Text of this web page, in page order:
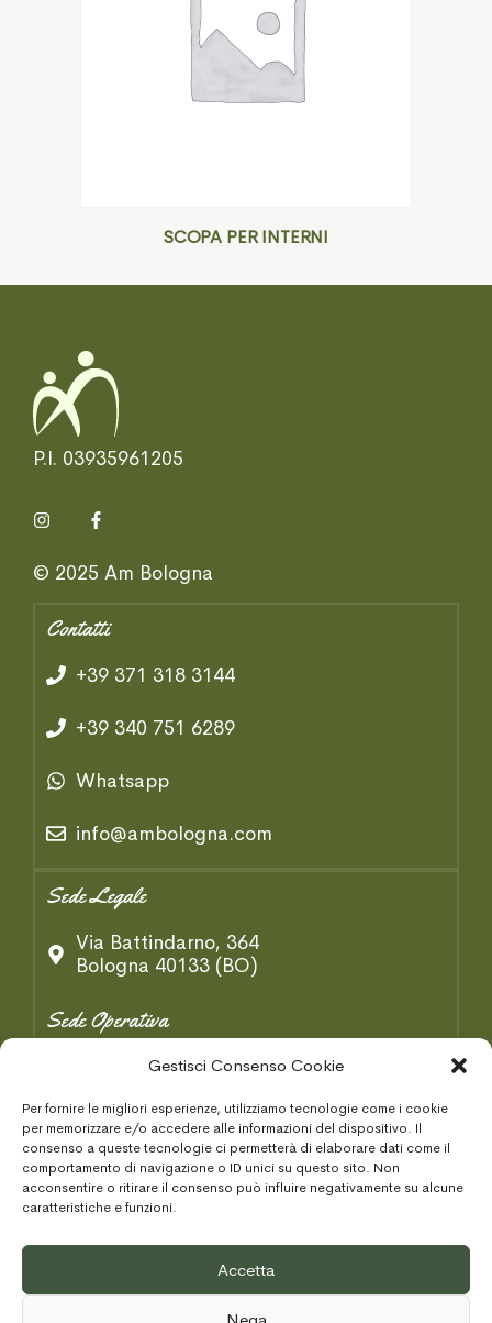
Gestisci Consenso Cookie
Per fornire le migliori esperienze, utilizziamo tecnologie come i cookie
per memorizzare e/o accedere alle informazioni del dispositivo. Il
consenso a queste tecnologie ci permetterà di elaborare dati come il
comportamento di navigazione o ID unici su questo sito. Non
acconsentire o ritirare il consenso può influire negativamente su alcune
caratteristiche e funzioni.
Accetta
Nega
SCOPA PER INTERNI
P.I. 03935961205
© 2025 Am Bologna
Contatti
+39 371 318 3144
+39 340 751 6289
Whatsapp
info@ambologna.com
Sede Legale
Via Battindarno, 364
Bologna 40133 (BO)
Sede Operativa
Via B. Tosarelli, 334/2
Condizioni Generaki
Privacy Policy
Cookie Policy
Area Tecnica